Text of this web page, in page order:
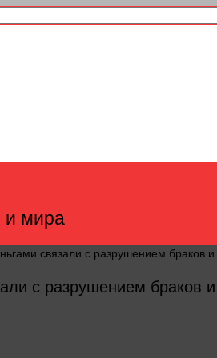
и мира
связали с разрушением браков
с разрушением браков